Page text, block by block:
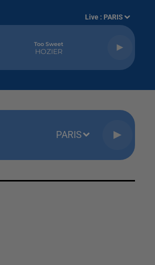
Live : PARIS
Too Sweet
HOZIER
PARIS